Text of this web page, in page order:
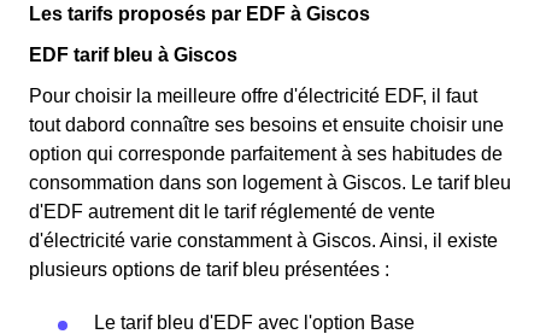
Les tarifs proposés par EDF à Giscos
EDF tarif bleu à Giscos
Pour choisir la meilleure offre d'électricité EDF, il faut
tout dabord connaître ses besoins et ensuite choisir une
option qui corresponde parfaitement à ses habitudes de
consommation dans son logement à Giscos. Le tarif bleu
d'EDF autrement dit le tarif réglementé de vente
d'électricité varie constamment à Giscos. Ainsi, il existe
plusieurs options de tarif bleu présentées :
Le tarif bleu d'EDF avec l'option Base